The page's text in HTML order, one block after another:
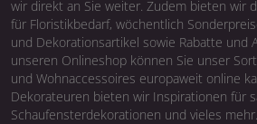
wir direkt an Sie weiter. Zudem bieten wir
für Floristikbedarf, wöchentlich
und Dekorationsartikel sowie Rabatte und
unseren Onlineshop können Sie unser
und Wohnaccessoires europaweit online
Dekorateuren bieten wir Inspirationen für
Schaufensterdekorationen und vieles mehr.